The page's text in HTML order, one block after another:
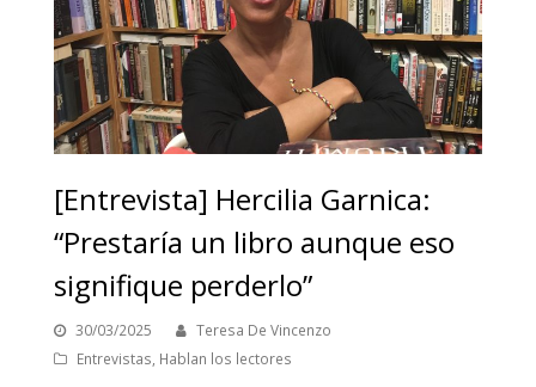
[Entrevista] Hercilia Garnica:
“Prestaría un libro aunque eso
signifique perderlo”
30/03/2025
Teresa De Vincenzo
Entrevistas, Hablan los lectores